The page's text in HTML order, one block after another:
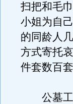
扫把和毛
小姐为自
的同龄人
方式寄托
件套数百套
公墓工